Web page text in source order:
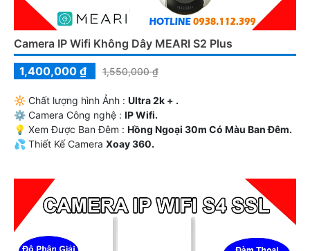
Camera IP Wifi Không Dây MEARI S2 Plus
1,400,000 ₫
1,550,000 ₫
🔆 Chất lượng hình Ảnh : Ultra 2k + .
⚙ Camera Công nghệ : IP Wifi.
💡 Xem Được Ban Đêm : Hồng Ngoại 30m Có Màu Ban Ðêm.
💦 Thiết Kế Camera Xoay 360.